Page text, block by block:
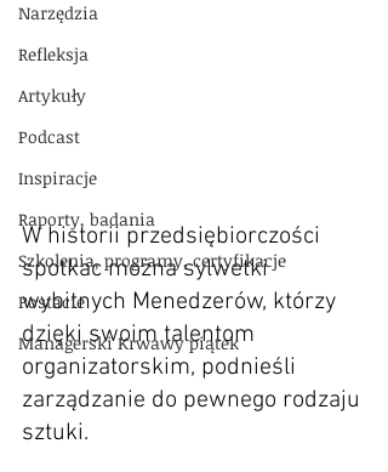
Narzędzia
Refleksja
Artykuły
Podcast
Inspiracje
Raporty, badania
Szkolenia, programy, certyfikacje
Postacie
Managerski Krwawy piątek
W historii przedsiębiorczości
spotkac można sylwetki
wybitnych Menedzerów, którzy
dzięki swoim talentom
organizatorskim, podnieśli
zarządzanie do pewnego rodzaju
sztuki.